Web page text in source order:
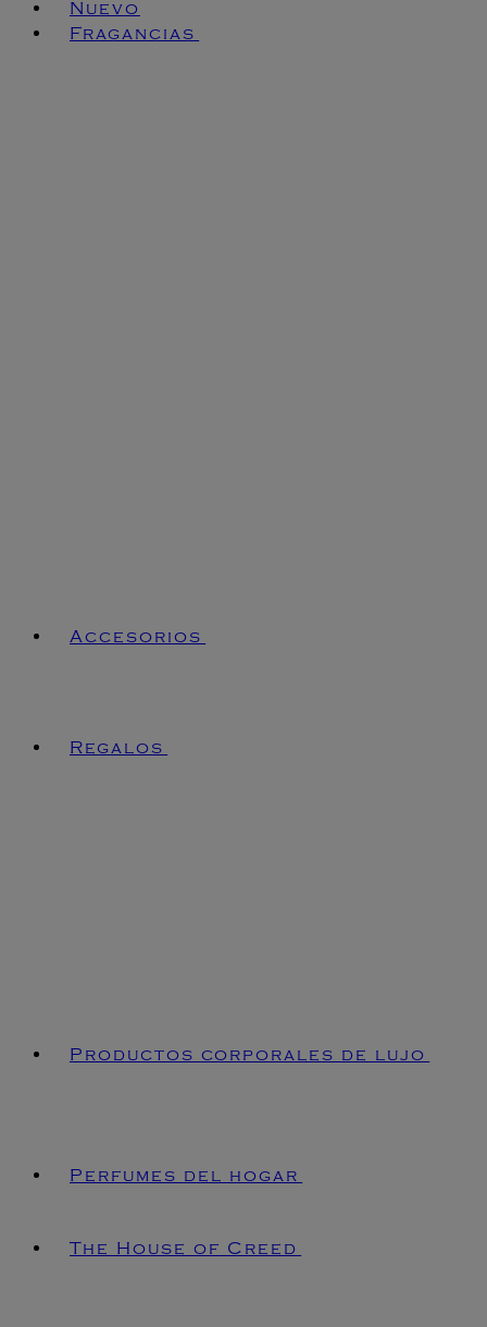
Nuevo
Fragancias
Accesorios
Regalos
Productos corporales de lujo
Perfumes del hogar
The House of Creed